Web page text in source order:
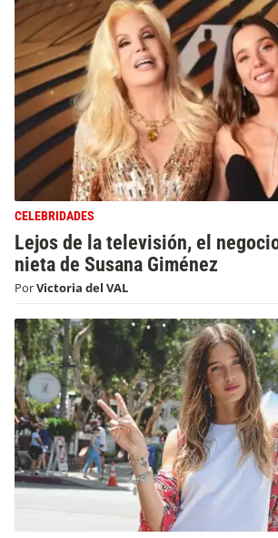
CELEBRIDADES
Lejos de la televisión, el
nieta de Susana Giménez
PorVictoria del VAL